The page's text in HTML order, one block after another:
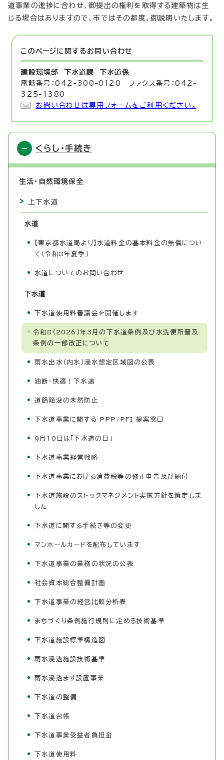
道事業の進捗に合わせ、御提出の権利を取得する建築物は生
じる場合はありますので、市ではその都度、御説明いたします。
このページに関する お問い合わせ
建設環境部 下水道課
下水道係
電話番号：042-300-0120 ファクス番号：042-
325-1380
お問い合わせは専用フォームをご利用ください。
くらし・手続き
生活・自然環境保全
上下水道
水道
【東京都水道局より】水道料金の基本料金の無償につい
て（令和8年夏季）
水道についてのお問い合わせ
下水道
下水道使用料審議会を開催します
令和8（2026）年3月の下水道条例及び水洗便所普及
条例の一部改正について
雨水出水（内水）浸水想定区域図の公表
油断・快適！下水道
道路陥没の未然防止
下水道事業に関する PPP/PFI 提案窓口
9月10日は「下水道の日」
下水道事業経営戦略
下水道事業における消費税等の修正申告及び納付
下水道施設のストックマネジメント実施方針を策定しま
した
下水道に関する手続き等の変更
マンホールカードを配布しています
下水道事業の業務の状況の公表
社会資本総合整備計画
下水道事業の経営比較分析表
まちづくり条例施行規則に定める技術基準
下水道施設標準構造図
雨水浸透施設技術基準
雨水浸透ます設置事業
下水道の整備
下水道台帳
下水道事業受益者負担金
下水道使用料